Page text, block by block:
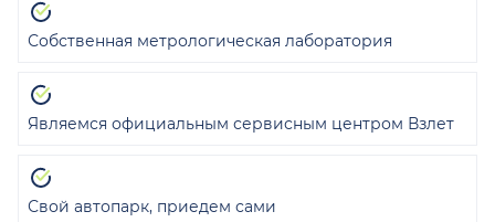
Собственная метрологическая лаборатория
Являемся официальным сервисным центром Взлет
Свой автопарк, приедем сами